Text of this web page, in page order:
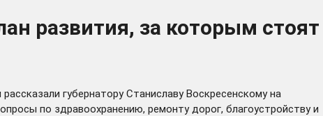
развития, за которым стоят
губернатору Станиславу Воскресенскому на
по здравоохранению, ремонту дорог, благоустройству и